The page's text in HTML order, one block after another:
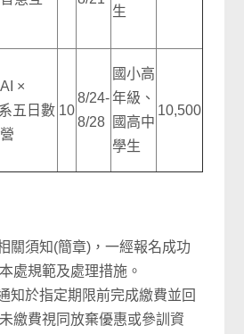
生
×
五日數 10
8/24-
8/28
國小高
年級、
國高中
學生
10,500
關須知(簡章)，一經報名成功
處規範及處理措施。
知於指定期限前完成繳費並回
繳費視同放棄優惠或參訓資